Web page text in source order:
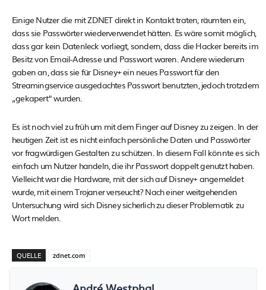
Einige Nutzer die mit ZDNET direkt in Kontakt traten, räumten ein,
dass sie Passwörter wiederverwendet hätten. Es wäre somit möglich,
dass gar kein Datenleck vorliegt, sondern, dass die Hacker bereits im
Besitz von Email-Adresse und Passwort waren. Andere wiederum
gaben an, dass sie für Disney+ ein neues Passwort für den
Streamingservice ausgedachtes Passwort benutzten, jedoch trotzdem
„gekapert“ wurden.
Es ist noch viel zu früh um mit dem Finger auf Disney zu zeigen. In der
heutigen Zeit ist es nicht einfach persönliche Daten und Passwörter
vor fragwürdigen Gestalten zu schützen. In diesem Fall könnte es sich
einfach um Nutzer handeln, die ihr Passwort doppelt genutzt haben.
Vielleicht war die Hardware, mit der sich auf Disney+ angemeldet
wurde, mit einem Trojaner verseucht? Nach einer weitgehenden
Untersuchung wird sich Disney sicherlich zu dieser Problematik zu
Wort melden.
QUELLE zdnet.com